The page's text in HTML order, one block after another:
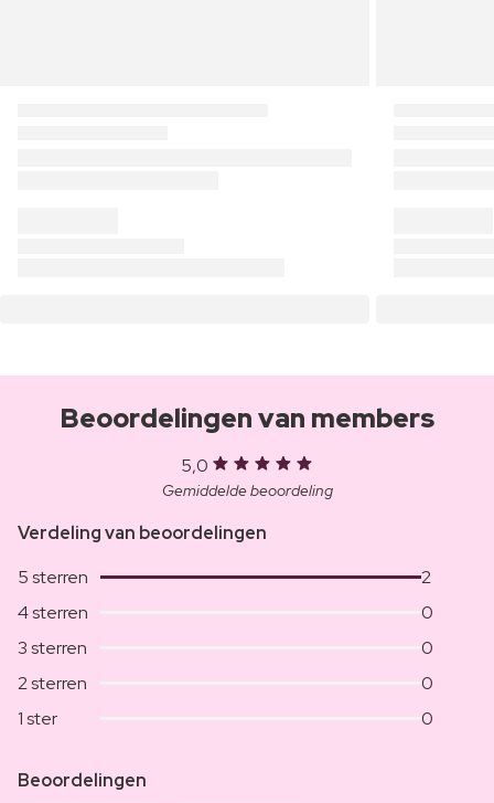
Beoordelingen van members
5,0
Gemiddelde beoordeling
Verdeling van beoordelingen
5 sterren
2
4 sterren
0
3 sterren
0
2 sterren
0
1 ster
0
Beoordelingen